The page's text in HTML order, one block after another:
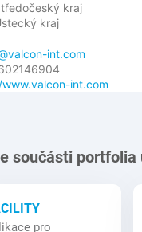
kraj
kraj
int.com
int.com
součásti portfolia
pro